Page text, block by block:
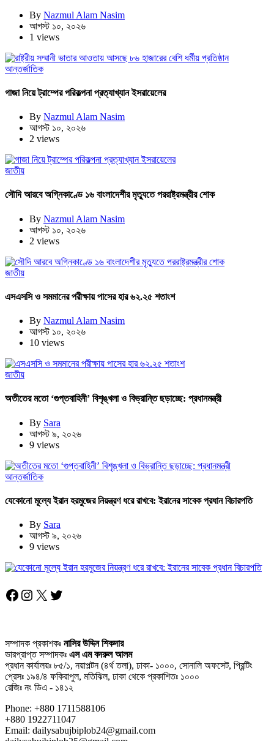
By Nazmul Alam Nasim
আগস্ট ১০, ২০২৬
1 views
আন্তর্জাতিক
গাজা নিয়ে ট্রাম্পের পরিকল্পনা প্রত্যাখ্যান ইসরায়েলের
By Nazmul Alam Nasim
আগস্ট ১০, ২০২৬
2 views
জাতীয়
সৌদি আরবে অগ্নিকাণ্ডে ১৬ বাংলাদেশীর মৃত্যুতে পররাষ্ট্রমন্ত্রীর শোক
By Nazmul Alam Nasim
আগস্ট ১০, ২০২৬
2 views
জাতীয়
এসএসসি ও সমমানের পরীক্ষায় পাসের হার ৬২.২৫ শতাংশ
By Nazmul Alam Nasim
আগস্ট ১০, ২০২৬
10 views
জাতীয়
অতীতের মতো ‘গুপ্তবাহিনী’ বিশৃঙ্খলা ও বিভ্রান্তি ছড়াচ্ছে: প্রধানমন্ত্রী
By Sara
আগস্ট ৯, ২০২৬
9 views
আন্তর্জাতিক
যেকোনো মূল্যে ইরান হরমুজের নিয়ন্ত্রণ ধরে রাখবে: ইরানের সাবেক প্রধান বিচারপতি
By Sara
আগস্ট ৯, ২০২৬
9 views
Facebook
Instagram
X Twitter
সম্পাদক প্রকাশকঃ নাসির উদ্দিন শিকদার
ভারপ্রাপ্ত সম্পাদকঃ এস এম বদরুল আলম
প্রধান কার্যালয়ঃ ৮৫/১, নয়াপল্টন (৪র্থ তলা), ঢাকা- ১০০০, সোনালি অফসেট, প্রিন্টিং
প্রেসঃ ১৯৪/৪ ফকিরাপুল, মতিঝিল, ঢাকা থেকে প্রকাশিতঃ ১০০০
রেজিঃ নং ডিএ - ১৪১২
Phone: +880 1711588106
+880 1922711047
Email: dailysabujbiplob24@gmail.com